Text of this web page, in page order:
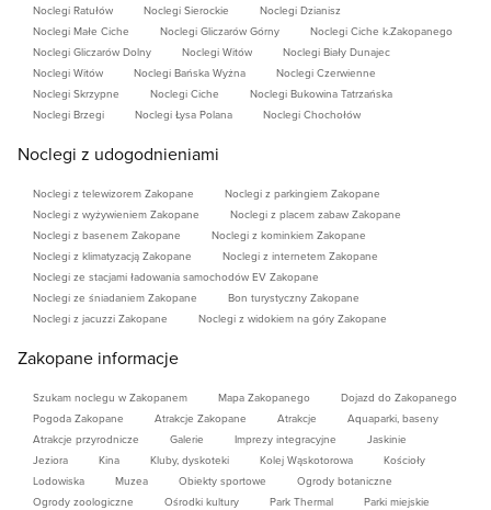
Noclegi Ratułów
Noclegi Sierockie
Noclegi Dzianisz
Noclegi Małe Ciche
Noclegi Gliczarów Górny
Noclegi Ciche k.Zakopanego
Noclegi Gliczarów Dolny
Noclegi Witów
Noclegi Biały Dunajec
Noclegi Witów
Noclegi Bańska Wyżna
Noclegi Czerwienne
Noclegi Skrzypne
Noclegi Ciche
Noclegi Bukowina Tatrzańska
Noclegi Brzegi
Noclegi Łysa Polana Noclegi Chochołów
Noclegi z udogodnieniami
Noclegi z telewizorem Zakopane
Noclegi z parkingiem Zakopane
Noclegi z wyżywieniem Zakopane
Noclegi z placem zabaw Zakopane
Noclegi z basenem Zakopane
Noclegi z kominkiem Zakopane
Noclegi z klimatyzacją Zakopane
Noclegi z internetem Zakopane
Noclegi ze stacjami ładowania samochodów EV Zakopane
Noclegi ze śniadaniem Zakopane
Bon turystyczny Zakopane
Noclegi z jacuzzi Zakopane
Noclegi z widokiem na góry Zakopane
Zakopane informacje
Szukam noclegu w Zakopanem Mapa Zakopanego
Dojazd do Zakopanego
Pogoda Zakopane
Atrakcje Zakopane Atrakcje
Aquaparki, baseny
Atrakcje przyrodnicze
Galerie Imprezy integracyjne
Jaskinie
Jeziora
Kina Kluby, dyskoteki Kolej Wąskotorowa
Kościoły
Lodowiska
Muzea Obiekty sportowe
Ogrody botaniczne
Ogrody zoologiczne
Ośrodki kultury Park Thermal
Parki miejskie